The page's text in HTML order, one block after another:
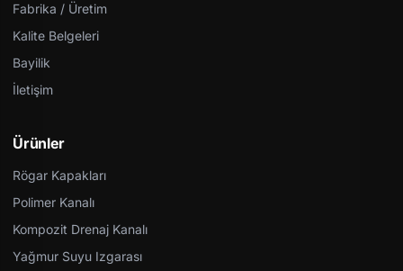
Fabrika / Üretim
Kalite Belgeleri
Bayilik
İletişim
Ürünler
Rögar Kapakları
Polimer Kanalı
Kompozit Drenaj Kanalı
Yağmur Suyu Izgarası